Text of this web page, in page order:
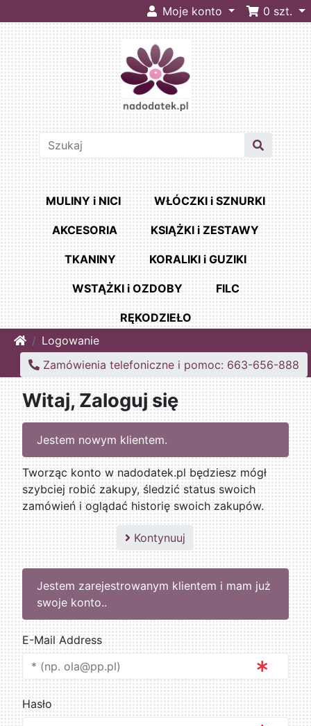
Moje konto 0 szt.
MULINY i NICI WŁÓCZKI i SZNURKI
AKCESORIA KSIĄŻKI i ZESTAWY
TKANINY KORALIKI i GUZIKI
WSTĄŻKI i OZDOBY FILC
RĘKODZIEŁO
HomeLogowanie
Zamówienia telefoniczne i pomoc: 663-656-888
Witaj, Zaloguj się
Jestem nowym klientem.
Tworząc konto w nadodatek.pl będziesz mógł
szybciej robić zakupy, śledzić status swoich
zamówień i oglądać historię swoich zakupów.
Kontynuuj
Jestem zarejestrowanym klientem i mam już
swoje konto..
E-Mail Address
Hasło